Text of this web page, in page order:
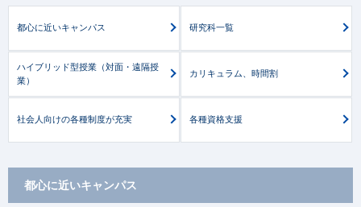
都心に近いキャンパス 研究科一覧
ハイブリッド型授業（対面・遠隔授
業）
カリキュラム、時間割
社会人向けの各種制度が充実 各種資格支援
都心に近いキャンパス